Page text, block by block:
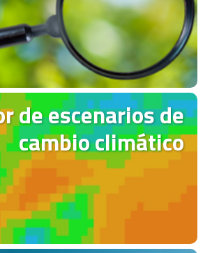
de escenarios de
cambio climático